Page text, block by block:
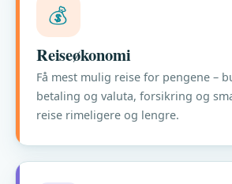
💰
Reiseøkonomi
Få mest mulig reise for pengene –
betaling og valuta, forsikring og
reise rimeligere og lengre.